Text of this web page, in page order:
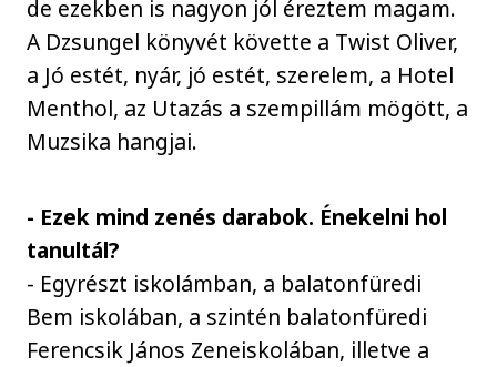
de ezekben is nagyon jól éreztem magam.
A Dzsungel könyvét követte a Twist Oliver,
a Jó estét, nyár, jó estét, szerelem, a Hotel
Menthol, az Utazás a szempillám mögött, a
Muzsika hangjai.
- Ezek mind zenés darabok. Énekelni hol
tanultál?
- Egyrészt iskolámban, a balatonfüredi
Bem iskolában, a szintén balatonfüredi
Ferencsik János Zeneiskolában, illetve a